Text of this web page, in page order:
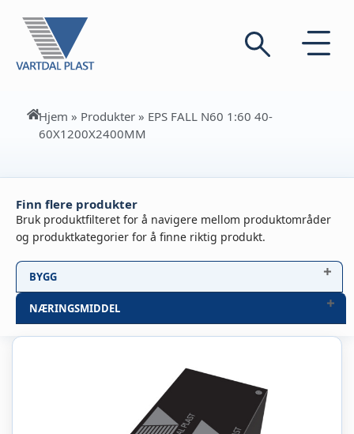
Hjem » Produkter» EPS FALL N60 1:60 40-
60X1200X2400MM
Finn flere produkter
Bruk produktfilteret for å navigere mellom produktområder
og produktkategorier for å finne riktig produkt.
BYGG
NÆRINGSMIDDEL